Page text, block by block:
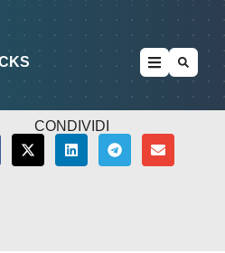
CONDIVIDI